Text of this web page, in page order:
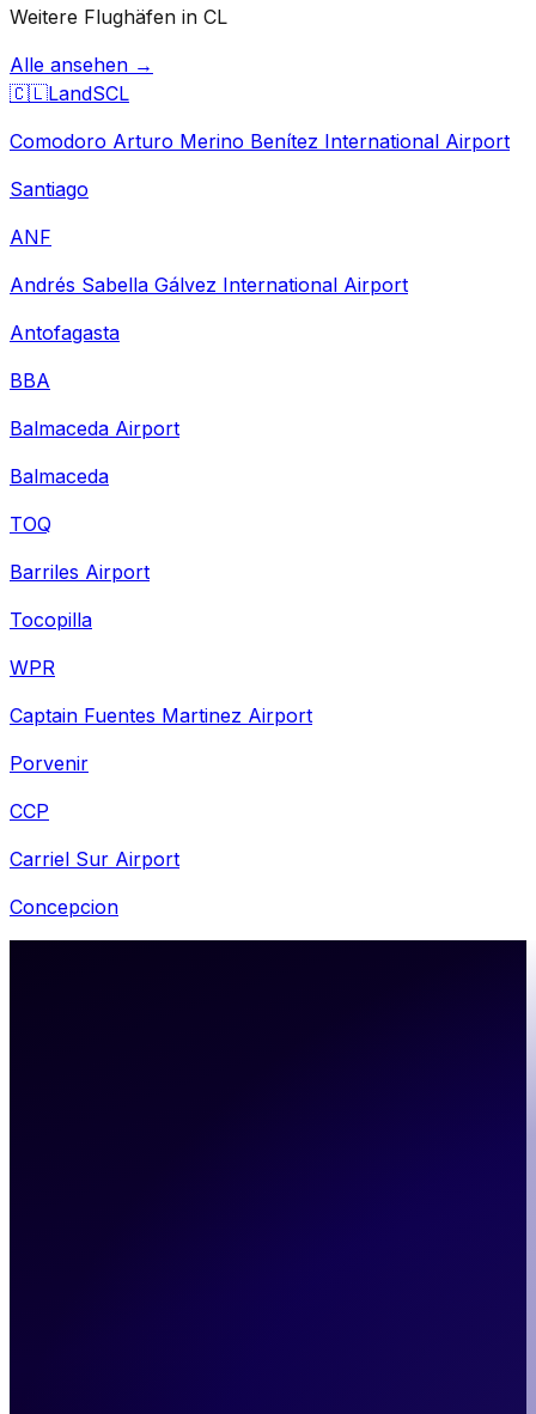
Weitere Flughäfen in CL
Alle ansehen →
🇨🇱LandSCL
Comodoro Arturo Merino Benítez International Airport
Santiago
ANF
Andrés Sabella Gálvez International Airport
Antofagasta
BBA
Balmaceda Airport
Balmaceda
TOQ
Barriles Airport
Tocopilla
WPR
Captain Fuentes Martinez Airport
Porvenir
CCP
Carriel Sur Airport
Concepcion